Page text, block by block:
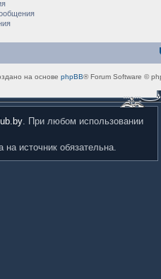
на основе phpBB® Forum Software ©
. При любом использовании
источник обязательна.